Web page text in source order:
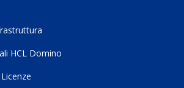
HCL Domino